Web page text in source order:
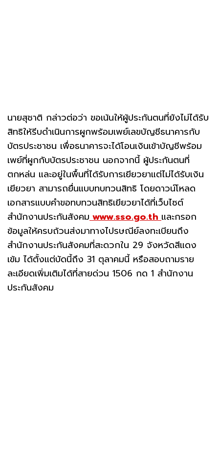
นายสุชาติ กล่าวต่อว่า ขอเน้นให้ผู้ประกันตนที่ยังไม่ได้รับ
สิทธิให้รีบดำเนินการผูกพร้อมเพย์เลขบัญชีธนาคารกับ
บัตรประชาชน เพื่อธนาคารจะได้โอนเงินเข้าบัญชีพร้อม
เพย์ที่ผูกกับบัตรประชาชน นอกจากนี้ ผู้ประกันตนที่
ตกหล่น และอยู่ในพื้นที่ได้รับการเยียวยาแต่ไม่ได้รับเงิน
เยียวยา สามารถยื่นแบบทบทวนสิทธิ โดยดาวน์โหลด
เอกสารแบบคำขอทบทวนสิทธิเยียวยาได้ที่เว็บไซต์
สำนักงานประกันสังคมwww.sso.go.thและกรอก
ข้อมูลให้ครบถ้วนส่งมาทางไปรษณีย์ลงทะเบียนถึง
สำนักงานประกันสังคมที่สะดวกใน 29 จังหวัดสีแดง
เข้ม ได้ตั้งแต่บัดนี้ถึง 31 ตุลาคมนี้ หรือสอบถามราย
ละเอียดเพิ่มเติมได้ที่สายด่วน 1506 กด 1 สำนักงาน
ประกันสังคม